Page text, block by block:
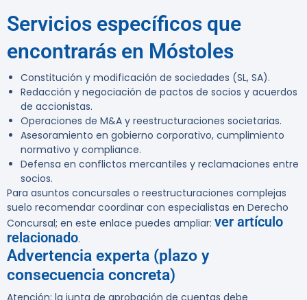
Servicios específicos que
encontrarás en Móstoles
Constitución y modificación de sociedades (SL, SA).
Redacción y negociación de pactos de socios y acuerdos
de accionistas.
Operaciones de M&A y reestructuraciones societarias.
Asesoramiento en gobierno corporativo, cumplimiento
normativo y compliance.
Defensa en conflictos mercantiles y reclamaciones entre
socios.
Para asuntos concursales o reestructuraciones complejas
suelo recomendar coordinar con especialistas en Derecho
Concursal; en este enlace puedes ampliar: ver artículo
relacionado.
Advertencia experta (plazo y
consecuencia concreta)